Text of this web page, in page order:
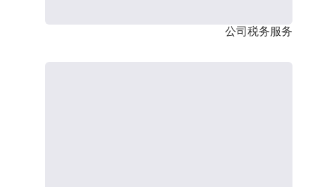
公司税务服务